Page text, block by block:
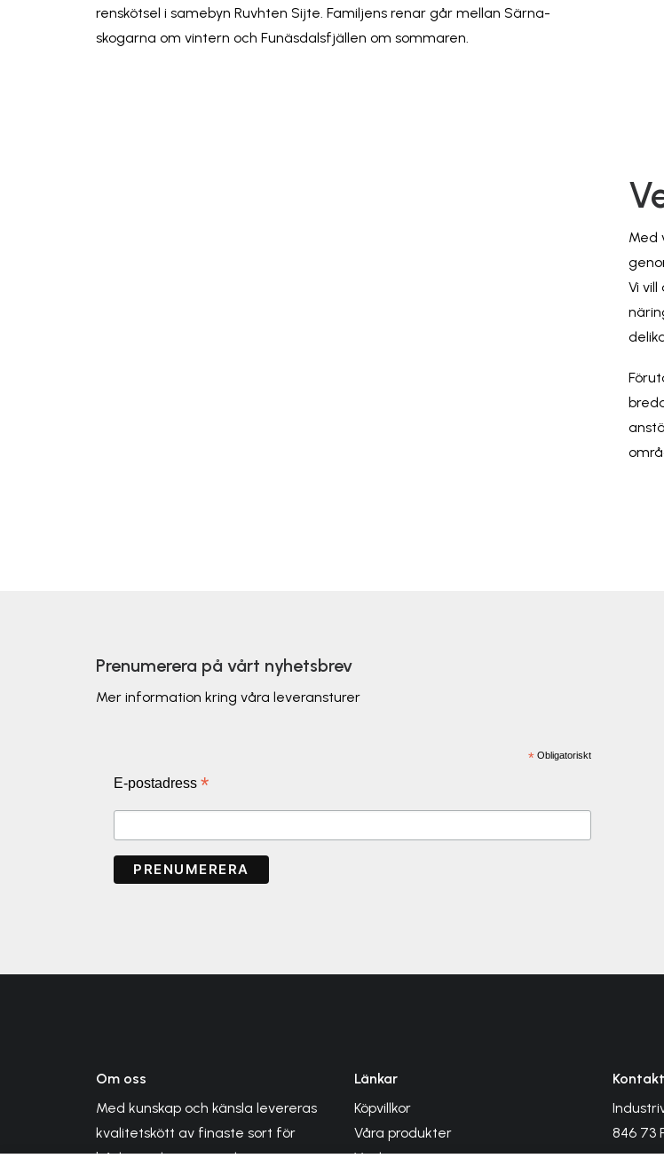
renskötsel i samebyn Ruvhten Sijte. Familjens renar går mellan Särna-
skogarna om vintern och Funäsdalsfjällen om sommaren.
Med
Vi
Prenumerera på vårt nyhetsbrev
Mer information kring våra leveransturer
*Obligatoriskt
E-postadress *
Om oss
Med kunskap och känsla levereras
kvalitetskött av finaste sort för
både vardagsmat och
Länkar
Köpvillkor
Våra produkter
Veckans tips
Kontakt
846 73